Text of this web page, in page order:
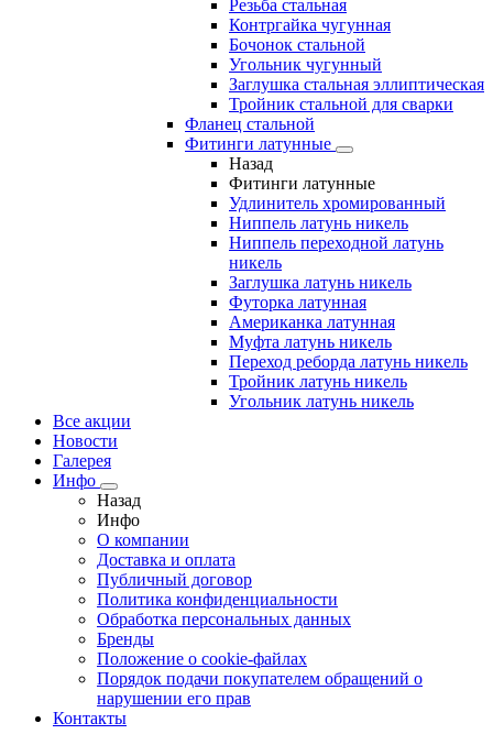
Резьба стальная
Контргайка чугунная
Бочонок стальной
Угольник чугунный
Заглушка стальная эллиптическая
Тройник стальной для сварки
Фланец стальной
Фитинги латунные
Назад
Фитинги латунные
Удлинитель хромированный
Ниппель латунь никель
Ниппель переходной латунь
никель
Заглушка латунь никель
Футорка латунная
Американка латунная
Муфта латунь никель
Переход реборда латунь никель
Тройник латунь никель
Угольник латунь никель
Все акции
Новости
Галерея
Инфо
Назад
Инфо
О компании
Доставка и оплата
Публичный договор
Политика конфиденциальности
Обработка персональных данных
Бренды
Положение о cookie-файлах
Порядок подачи покупателем обращений о
нарушении его прав
Контакты